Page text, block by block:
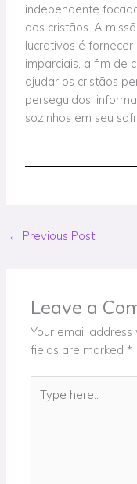
independente
aos cristãos. A
lucrativos é
imparciais, a fim de
ajudar os cristãos
perseguidos,
sozinhos em seu
← Previous Post
Leave a
Your email
fields are marked *
here..